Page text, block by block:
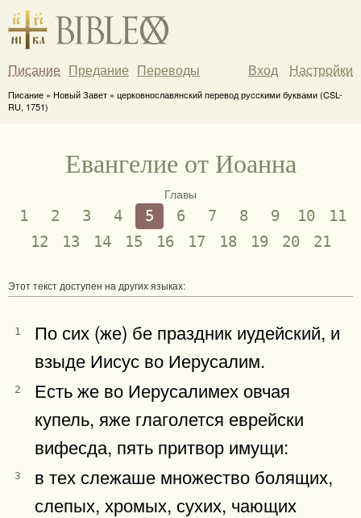
Писание Предание Переводы Вход Настройки
Писание » Новый Завет » церковнославянский перевод русскими буквами (CSL-
RU, 1751)
Евангелие от Иоанна
Главы
1 2 3 4 5 6 7 8 9 10
11
12
13 14 15 16 17 18 19 20 21
Этот текст доступен на других языках:
1
По сих (же) бе праздник иудейский, и
взыде Иисус во Иерусалим.
2
Есть же во Иерусалимех овчая
купель, яже глаголется еврейски
вифесда, пять притвор имущи:
3
в тех слежаше множество болящих,
слепых, хромых, сухих, чающих